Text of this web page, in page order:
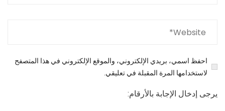
احفظ اسمي، بريدي الإلكتروني، والموقع الإلكتروني في هذا المتصفح
لاستخدامها المرة المقبلة في تعليقي.
يرجى إدخال الإجابة بالأرقام: